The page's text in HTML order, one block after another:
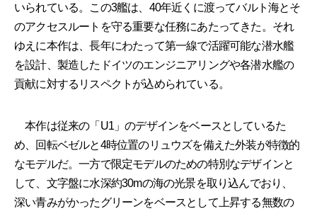
いられている。この3艦は、40年近くに渡ってバルト海とそ
のアクセスルートを守る重要な任務にあたってきた。それ
ゆえに本作は、長年にわたって第一線で活躍可能な潜水艦
を設計、製造したドイツのエンジニアリングや各潜水艦の
貢献に対するリスペクトが込められている。
本作は従来の「U1」のデザインをベースとしているた
め、回転ベゼルと4時位置のリュウズを備えた外装が特徴的
なモデルだ。一方で限定モデルのための特別なデザインと
して、文字盤に水深約30mの海の光景を取り込んでおり、
深い青みがかったグリーンをベースとして上昇する無数の